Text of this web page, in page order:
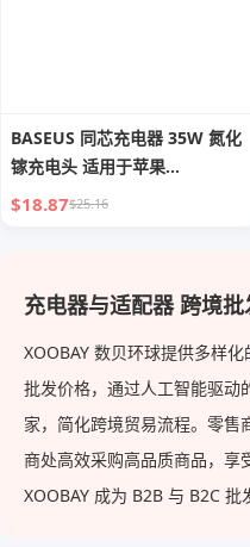
BASEUS 同芯充电器 35W 氮化
镓充电头 适用于苹果
16Promax 充电器 iPhone 苹果
$18.87$25.16
充电器与适配器 跨境
XOOBAY 数贝环球提供多样
批发价格，通过人工智能驱
家，简化跨境贸易流程。零售
商处高效采购高品质商品，享
XOOBAY 成为 B2B 与 B2C 批